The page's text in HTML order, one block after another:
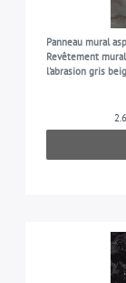
Panneau mural
Revêtement
l'abrasion gris
2.6